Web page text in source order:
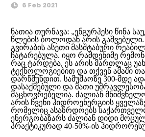
6 Feb 2021
ნათია თურნავა: „ენგურჰესი წინა
წლების ბოლოდან არის გაშვებული.
გვირაბის ასეთი მასშტაბური
ჩატარებულა. იყო რამდენიმე
რაც ტარდება, ეს არის მართლაც
ტექნოლოგიებით და თქვენ ამაში
დარწმუნდით. სამუშაოზე 300-მდე
დასაქმებული და მათი
მაცხოვრებელია. ძალიან
არის ჩვენი ჰიდროენერგიის
რომელიც ასაზრდოებს
ენერგობაზარს ძალიან დიდი
პრაქტიკურად 40-50%-ის